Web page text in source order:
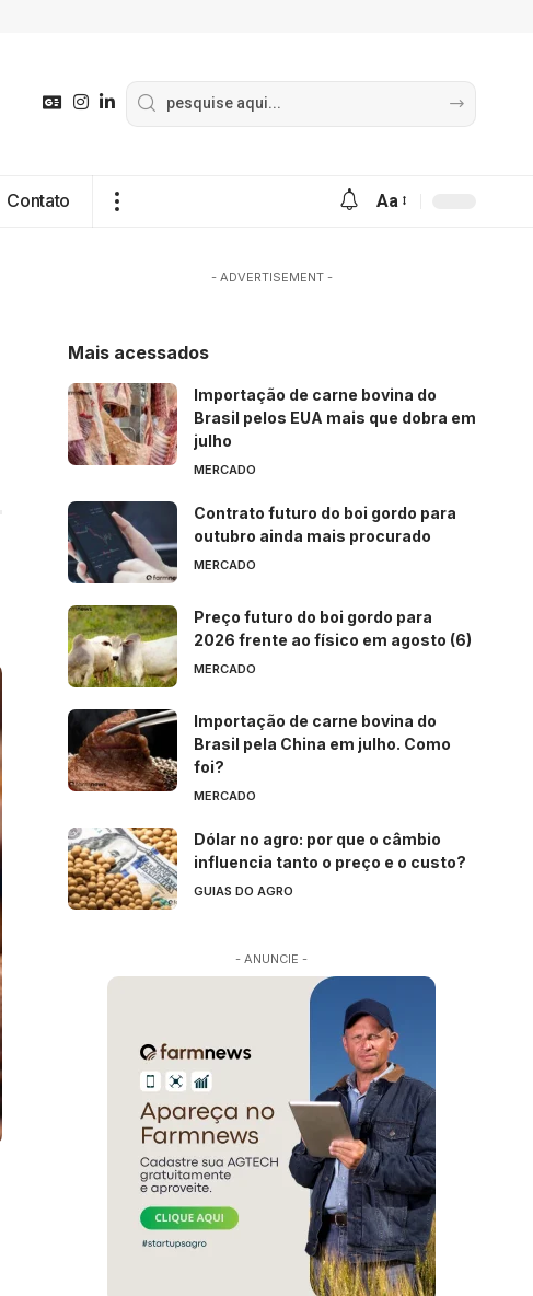
Contato Aa
- ADVERTISEMENT -
Mais acessados
Importação de carne bovina do
Brasil pelos EUA mais que dobra em
julho
MERCADO
Contrato futuro do boi gordo para
outubro ainda mais procurado
MERCADO
Preço futuro do boi gordo para
2026 frente ao físico em agosto (6)
MERCADO
Importação de carne bovina do
Brasil pela China em julho. Como
foi?
MERCADO
Dólar no agro: por que o câmbio
influencia tanto o preço e o custo?
GUIAS DO AGRO
- ANUNCIE -